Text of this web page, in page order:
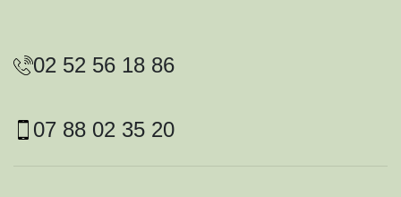
02 52 56 18 86
07 88 02 35 20